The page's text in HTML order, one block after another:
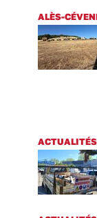
ALÈS-
ACTUALITÉS